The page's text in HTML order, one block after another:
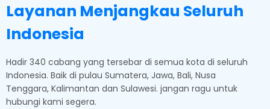
Layanan Menjangkau Seluruh
Indonesia
Hadir 340 cabang yang tersebar di semua kota di seluruh
Indonesia. Baik di pulau Sumatera, Jawa, Bali, Nusa
Tenggara, Kalimantan dan Sulawesi. jangan ragu untuk
hubungi kami segera.